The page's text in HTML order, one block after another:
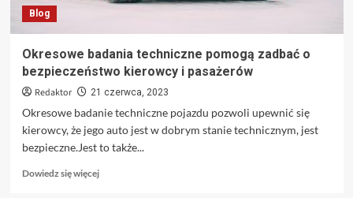
Blog
Okresowe badania techniczne pomogą zadbać o
bezpieczeństwo kierowcy i pasażerów
Redaktor 21 czerwca, 2023
Okresowe badanie techniczne pojazdu pozwoli upewnić się
kierowcy, że jego auto jest w dobrym stanie technicznym, jest
bezpieczne.Jest to także...
Dowiedz się więcejDowiedz